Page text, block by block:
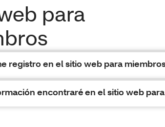
para
registro en el sitio web para
encontraré en el sitio web